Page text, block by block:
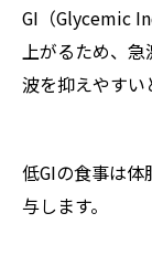
GI（Glycemic
上がるため、
波を抑えやすい
低GIの食事は
与します。